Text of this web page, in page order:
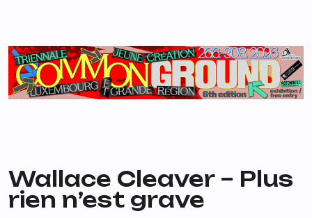
Wallace Cleaver – Plus
rien n’est grave